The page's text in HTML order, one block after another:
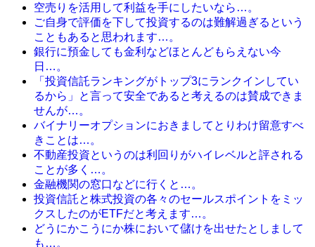
空売りを活用して利益を手にしたいなら…。
ご自身で評価を下して投資するのは難解過ぎるという
こともあると思われます…。
銀行に預金しても金利などほとんどもらえない今
日…。
「投資信託ランキングがトップ3にランクインしてい
るから」と言って安全であると考えるのは賛成できま
せんが…。
バイナリーオプションにおきましてとりわけ留意すべ
きことは…。
不動産投資というのは利回りがハイレベルと評される
ことが多く…。
金融機関の窓口などに行くと…。
投資信託と株式投資の各々のセールスポイントをミッ
クスしたのがETFだと考えます…。
どうにかこうにか株において儲けを出せたとしまして
も…。